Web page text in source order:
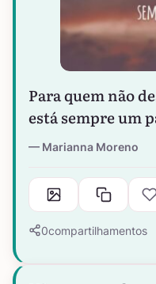
Para quem não
está sempre um
Marianna Moreno
0compartilhamentos